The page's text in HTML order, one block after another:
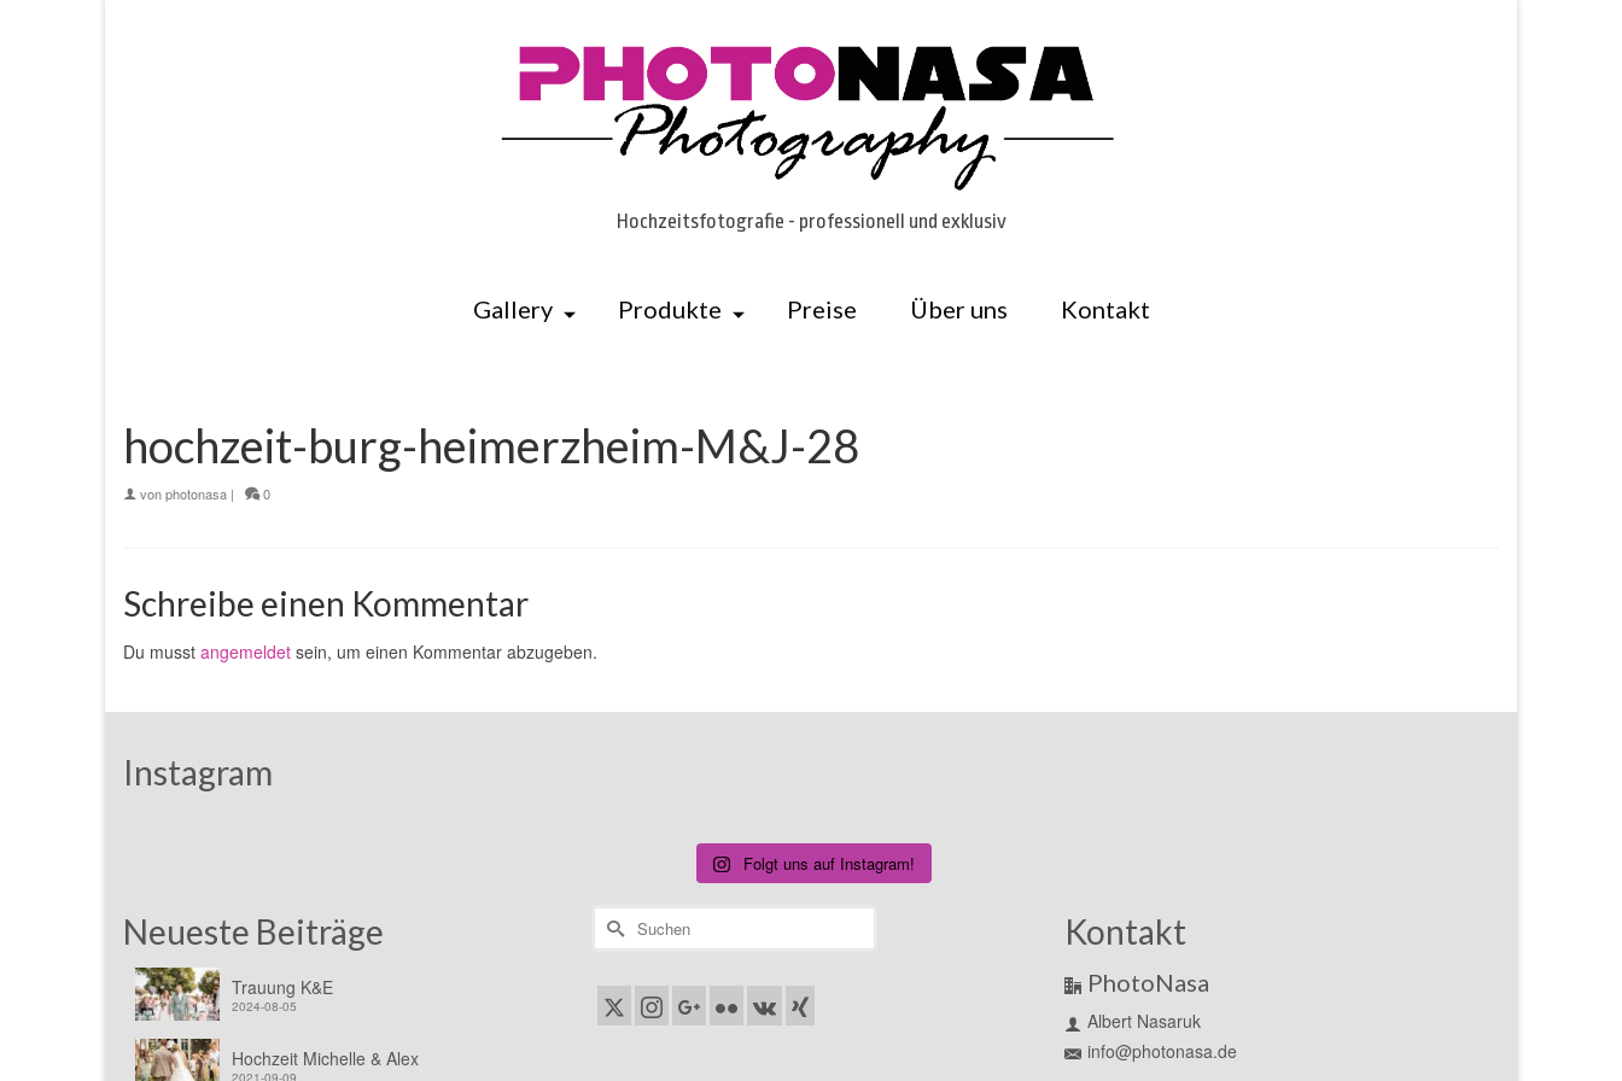
Hochzeitsfotografie - professionell und exklusiv
Gallery Produkte Preise Über uns Kontakt
hochzeit-burg-heimerzheim-M&J-28
vonphotonasa | 0
Schreibe einen Kommentar
Du musst angemeldet sein, um einen Kommentar abzugeben.
Instagram
Folgt uns auf Instagram!
Neueste Beiträge
Trauung K&E
2024-08-05
Hochzeit Michelle & Alex
2021-09-09
Suchen
nach:
Kontakt
PhotoNasa
Albert Nasaruk
info@photonasa.de